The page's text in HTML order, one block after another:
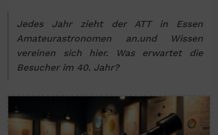
Jedes Jahr zieht der ATT in Essen
Amateurastronomen an.und Wissen
vereinen sich hier. Was erwartet die
Besucher im 40. Jahr?